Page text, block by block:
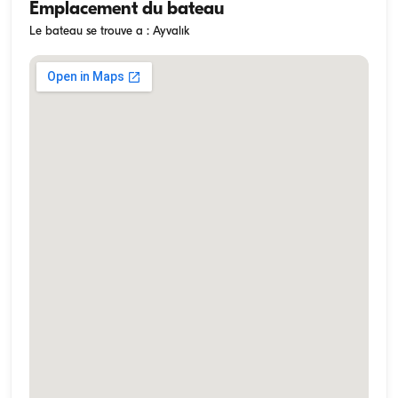
Emplacement du bateau
Le bateau se trouve a : Ayvalık